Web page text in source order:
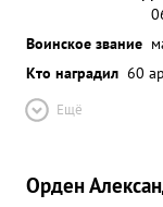
Воинское звание
Кто наградил 60
Ещё
Орден